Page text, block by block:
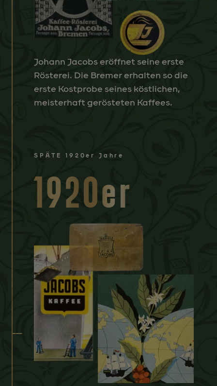
Johann Jacobs eröffnet seine erste
Rösterei. Die Bremer erhalten so die
erste Kostprobe seines köstlichen,
meisterhaft gerösteten Kaffees.
SPÄTE 1920er Jahre
1920er